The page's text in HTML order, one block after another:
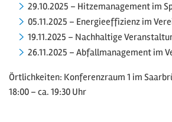
29.10.2025 – Hitzemanagement im
05.11.2025 – Energieeffizienz im
19.11.2025 – Nachhaltige
26.11.2025 – Abfallmanagement im
Örtlichkeiten: Konferenzraum 1 im
18:00 – ca. 19:30 Uhr